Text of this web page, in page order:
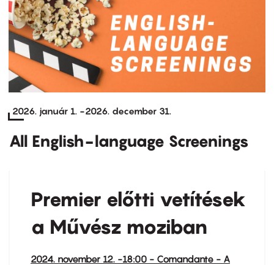
2026. január 1. -2026. december 31.
All English-language Screenings
Premier előtti vetítések
a Művész moziban
2024. november 12. -18:00 - Comandante - A